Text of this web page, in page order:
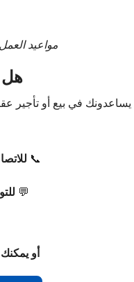
مواعيد العمل: يوميًا
هل
يساعدونك في بيع أو تأجير
📞
💬
أو